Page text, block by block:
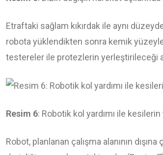
Etraftaki sağlam kıkırdak ile aynı
robota yüklendikten sonra kemik
testereler ile protezlerin yerleştirileceği
Resim 6: Robotik kol yardımı ile kesilerin
Robot, planlanan çalışma alanının